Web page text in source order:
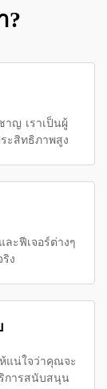
?
าญ เราเป็นผู้
ะสิทธิภาพสูง
ะฟีเจอร์ต่างๆ
ง
แน่ใจว่าคุณจะ
การสนับสนุน